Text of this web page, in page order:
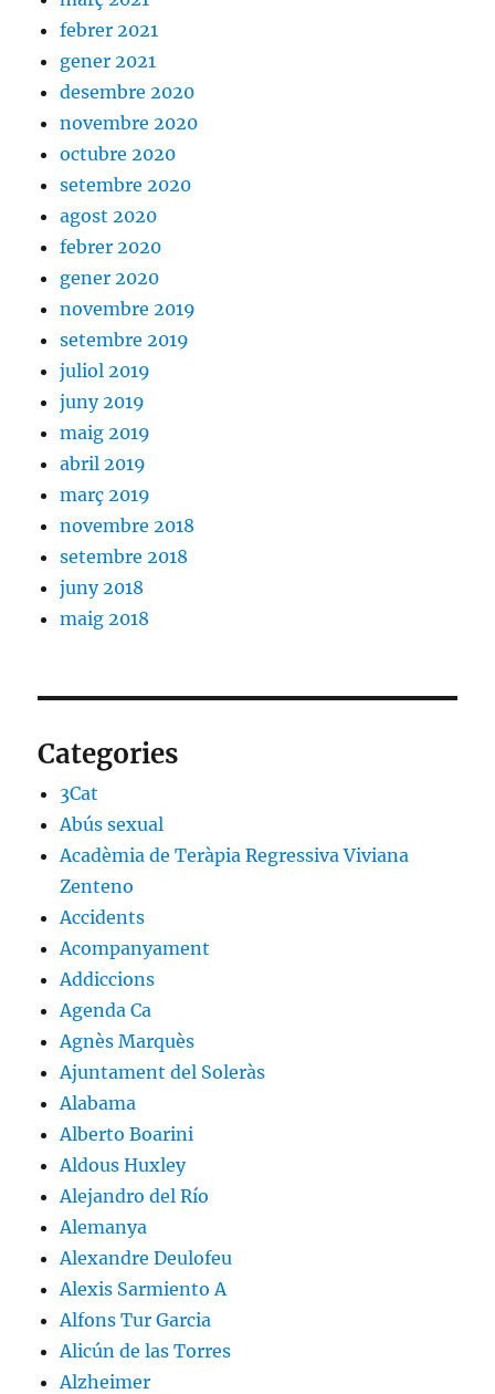
febrer 2021
gener 2021
desembre 2020
novembre 2020
octubre 2020
setembre 2020
agost 2020
febrer 2020
gener 2020
novembre 2019
setembre 2019
juliol 2019
juny 2019
maig 2019
abril 2019
març 2019
novembre 2018
setembre 2018
juny 2018
maig 2018
Categories
3Cat
Abús sexual
Acadèmia de Teràpia Regressiva Viviana
Zenteno
Accidents
Acompanyament
Addiccions
Agenda Ca
Agnès Marquès
Ajuntament del Soleràs
Alabama
Alberto Boarini
Aldous Huxley
Alejandro del Río
Alemanya
Alexandre Deulofeu
Alexis Sarmiento A
Alfons Tur Garcia
Alicún de las Torres
Alzheimer